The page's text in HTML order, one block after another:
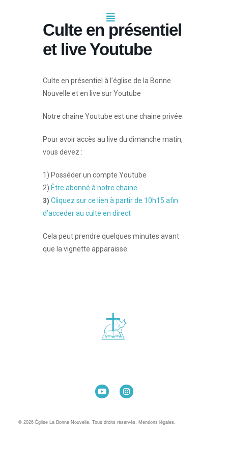
Culte en présentiel
et live Youtube
Culte en présentiel à l’église de la Bonne
Nouvelle et en live sur Youtube
Notre chaine Youtube est une chaine privée.
Pour avoir accès au live du dimanche matin,
vous devez :
1) Posséder un compte Youtube
2) Être abonné à notre chaine
3) Cliquez sur ce lien à partir de 10h15 afin
d’acceder au culte en direct
Cela peut prendre quelques minutes avant
que la vignette apparaisse.
© 2026 Église La Bonne Nouvelle. Tous droits réservés. Mentions légales.